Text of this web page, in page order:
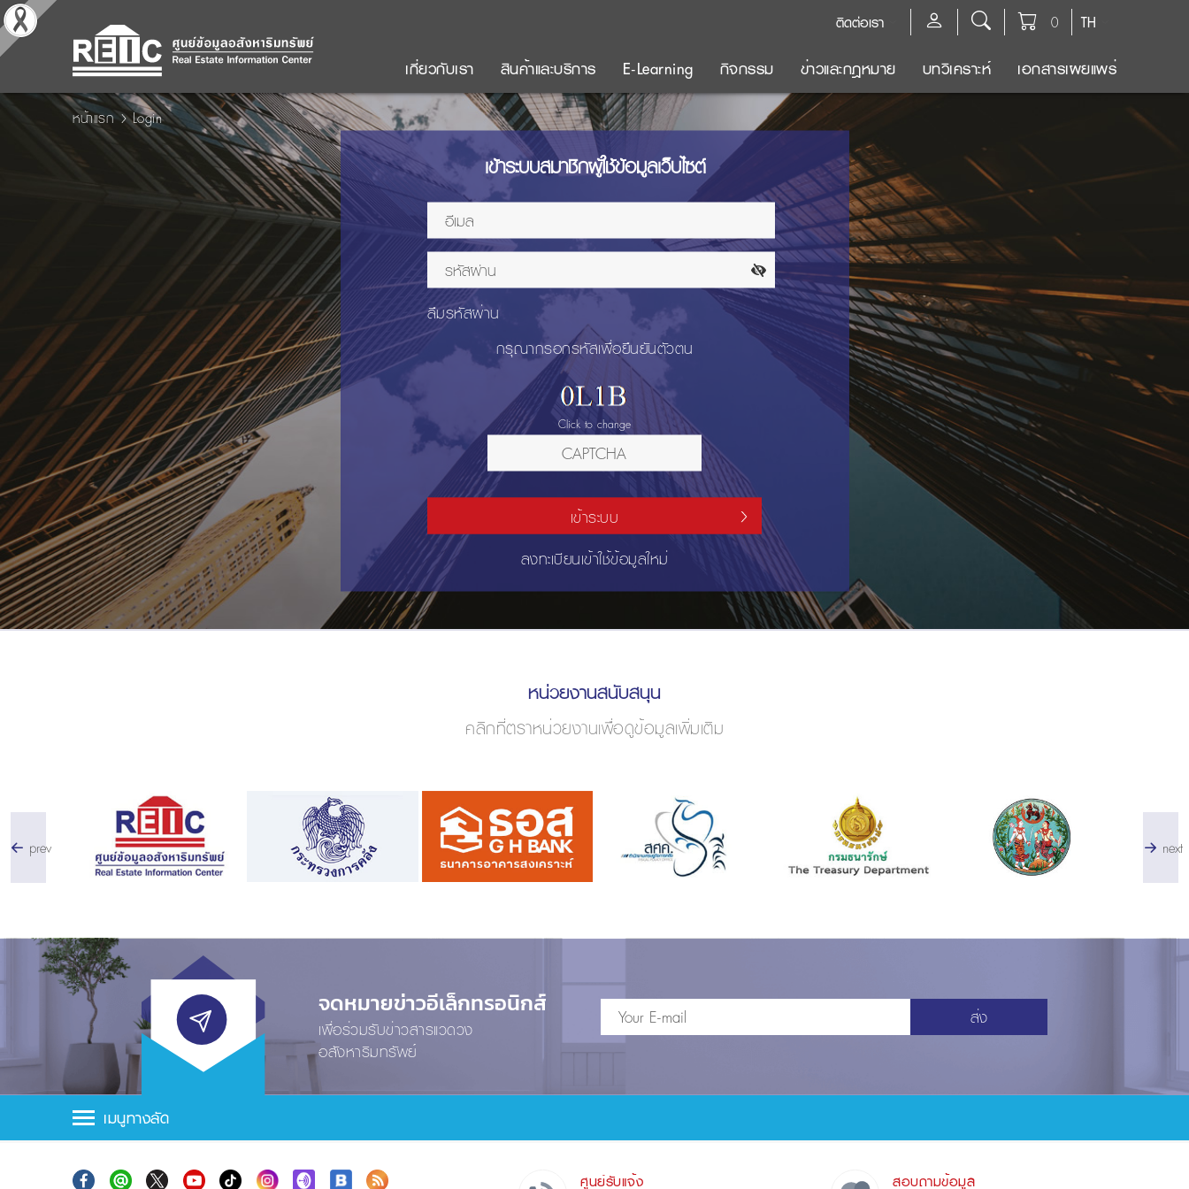
TH
0
ติดต่อเรา
เกี่ยวกับเรา สินค้าและบริการ E-Learning กิจกรรม ข่าวและกฎหมาย บทวิเคราะห์ เอกสารเผยแพร่
หน้าแรก Login
เข้าระบบสมาชิกผู้ใช้ข้อมูลเว็บไซต์
ลืมรหัสผ่าน
กรุณากรอกรหัสเพื่อยืนยันตัวตน
Click to change
เข้าระบบ
ลงทะเบียนเข้าใช้ข้อมูลใหม่
หน่วยงานสนับสนุน
คลิกที่ตราหน่วยงานเพื่อดูข้อมูลเพิ่มเติม
prev next
จดหมายข่าวอีเล็กทรอนิกส์
เพื่อร่วมรับข่าวสารแวดวง
อสังหาริมทรัพย์
ส่ง
เมนูทางลัด
ศูนย์รับแจ้ง สอบถามข้อมูล